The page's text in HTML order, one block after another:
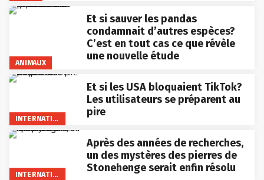
ANIMAUX
Et si sauver les pandas
condamnait d’autres espèces?
C’est en tout cas ce que révèle
une nouvelle étude
INTERNATIONAL
Et si les USA bloquaient TikTok?
Les utilisateurs se préparent au
pire
INTERNATIONAL
Après des années de recherches,
un des mystères des pierres de
Stonehenge serait enfin résolu